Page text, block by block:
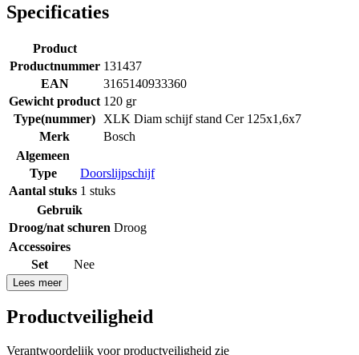
Specificaties
Product
Productnummer 131437
EAN
3165140933360
Gewicht product 120 gr
Type(nummer)
XLK Diam schijf stand Cer 125x1,6x7
Merk
Bosch
Algemeen
Type
Doorslijpschijf
Aantal stuks 1 stuks
Gebruik
Droog/nat schuren Droog
Accessoires
Set
Nee
Lees meer
Productveiligheid
Verantwoordelijk voor productveiligheid zie